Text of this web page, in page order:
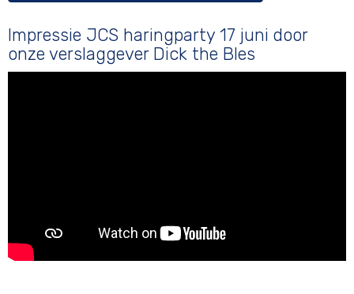
Impressie JCS haringparty 17 juni door
onze verslaggever Dick the Bles